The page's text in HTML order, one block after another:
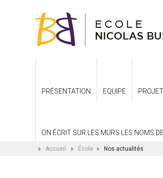
PRÉSENTATION EQUIPE
ON ÉCRIT SUR LES MURS LES NOMS
Accueil École Nos actualités